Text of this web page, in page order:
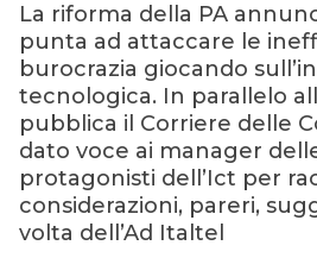
La riforma della PA
punta ad attaccare le
burocrazia giocando
tecnologica. In parallelo
pubblica il Corriere delle
dato voce ai manager
protagonisti dell’Ict per
considerazioni, pareri,
volta dell’Ad Italtel